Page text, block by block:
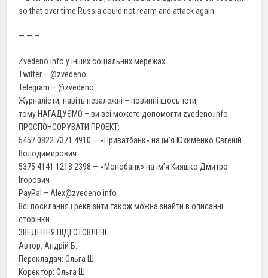
so that over time Russia could not rearm and attack again.
— — —
Zvedeno.info у інших соціальних мережах:
Twitter – @zvedeno
Telegram – @zvedeno
Журналісти, навіть незалежні – повинні щось їсти,
тому НАГАДУЄМО – ви всі можете допомогти zvedeno.info.
ПРОСПОНСОРУВАТИ ПРОЕКТ:
5457 0822 7371 4910 — «Приватбанк» на ім’я Юхименко Євгеній
Володимирович
5375 4141 1218 2398 — «Монобанк» на ім’я Кияшко Дмитро
Ігорович
PayPal – Alex@zvedeno.info
Всі посилання і реквізити також можна знайти в описанні
сторінки.
ЗВЕДЕННЯ ПІДГОТОВЛЕНЕ
Автор: Андрій Б.
Перекладач: Ольга Ш.
Коректор: Ольга Ш.